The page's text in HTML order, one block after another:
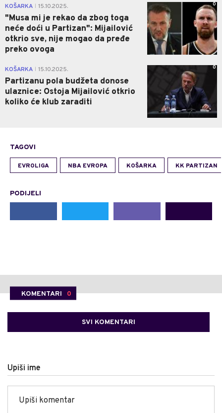
KOŠARKA 15.10.2025.
"Musa mi je rekao da zbog toga
neće doći u Partizan": Mijailović
otkrio sve, nije mogao da pređe
preko ovoga
0
KOŠARKA 15.10.2025.
Partizanu pola budžeta donose
ulaznice: Ostoja Mijailović otkrio
koliko će klub zaraditi
0
TAGOVI
EVROLIGA NBA EVROPA KOŠARKA KK PARTIZAN
PODIJELI
KOMENTARI 0
SVI KOMENTARI
Upiši ime